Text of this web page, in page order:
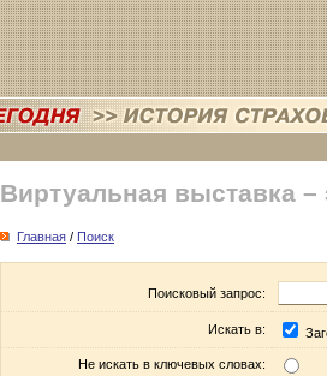
Виртуальная выставка –
Главная / Поиск
Поисковый запрос:
Искать в:
Не искать в ключевых словах: